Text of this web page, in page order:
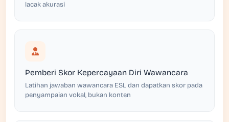
lacak akurasi
Pemberi Skor Kepercayaan Diri Wawancara
Latihan jawaban wawancara ESL dan dapatkan skor pada
penyampaian vokal, bukan konten